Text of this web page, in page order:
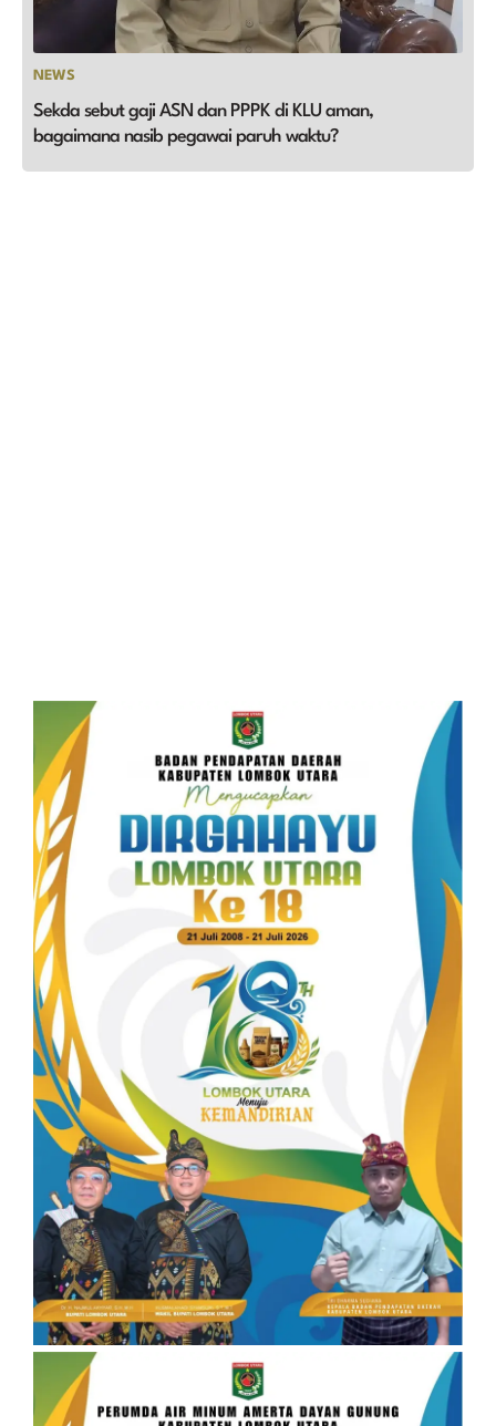
NEWS
Sekda sebut gaji ASN dan PPPK di KLU aman,
bagaimana nasib pegawai paruh waktu?